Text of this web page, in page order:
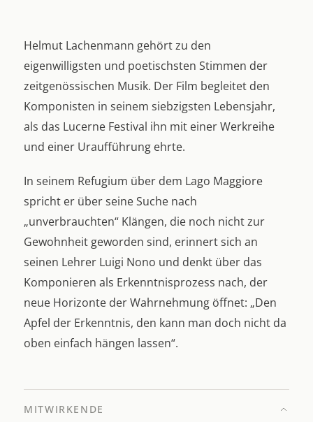
Helmut Lachenmann gehört zu den
eigenwilligsten und poetischsten Stimmen der
zeitgenössischen Musik. Der Film begleitet den
Komponisten in seinem siebzigsten Lebensjahr,
als das Lucerne Festival ihn mit einer Werkreihe
und einer Uraufführung ehrte.
In seinem Refugium über dem Lago Maggiore
spricht er über seine Suche nach
„unverbrauchten“ Klängen, die noch nicht zur
Gewohnheit geworden sind, erinnert sich an
seinen Lehrer Luigi Nono und denkt über das
Komponieren als Erkenntnisprozess nach, der
neue Horizonte der Wahrnehmung öffnet: „Den
Apfel der Erkenntnis, den kann man doch nicht da
oben einfach hängen lassen“.
MITWIRKENDE